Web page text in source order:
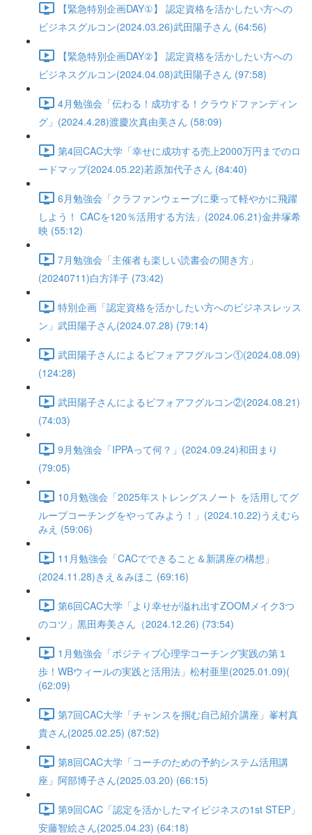
【緊急特別企画DAY①】 認定資格を活かしたい方への
ビジネスグルコン(2024.03.26)武田陽子さん (64:56)
【緊急特別企画DAY②】 認定資格を活かしたい方への
ビジネスグルコン(2024.04.08)武田陽子さん (97:58)
4月勉強会「伝わる！成功する！クラウドファンディン
グ」(2024.4.28)渡慶次真由美さん (58:09)
第4回CAC大学「幸せに成功する売上2000万円までのロ
ードマップ(2024.05.22)若原加代子さん (84:40)
6月勉強会「クラファンウェーブに乗って軽やかに飛躍
しよう！ CACを120％活用する方法」(2024.06.21)金井塚希
映 (55:12)
7月勉強会「主催者も楽しい読書会の開き方」
(20240711)白方洋子 (73:42)
特別企画「認定資格を活かしたい方へのビジネスレッス
ン」武田陽子さん(2024.07.28) (79:14)
武田陽子さんによるビフォアフグルコン①(2024.08.09)
(124:28)
武田陽子さんによるビフォアフグルコン②(2024.08.21)
(74:03)
9月勉強会「IPPAって何？」(2024.09.24)和田まり
(79:05)
10月勉強会「2025年ストレングスノート を活用してグ
ループコーチングをやってみよう！」(2024.10.22)うえむら
みえ (59:06)
11月勉強会「CACでできること＆新講座の構想」
(2024.11.28)きえ＆みほこ (69:16)
第6回CAC大学「より幸せが溢れ出すZOOMメイク3つ
のコツ」黒田寿美さん（2024.12.26) (73:54)
1月勉強会「ポジティブ心理学コーチング実践の第１
歩！WBウィールの実践と活用法」松村亜里(2025.01.09)(
(62:09)
第7回CAC大学「チャンスを掴む自己紹介講座」峯村真
貴さん(2025.02.25) (87:52)
第8回CAC大学「コーチのための予約システム活用講
座」阿部博子さん(2025.03.20) (66:15)
第9回CAC「認定を活かしたマイビジネスの1st STEP」
安藤智絵さん(2025.04.23) (64:18)